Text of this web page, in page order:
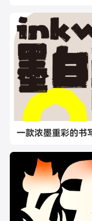
一款浓墨重彩的书